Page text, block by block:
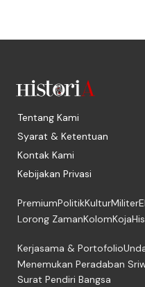
Tentang Kami
Syarat & Ketentuan
Kontak Kami
Kebijakan Privasi
PremiumPolitikKulturMiliter
Lorong ZamanKolomKoja
Kerjasama & Portofolio
Menemukan Peradaban
Surat Pendiri Bangsa